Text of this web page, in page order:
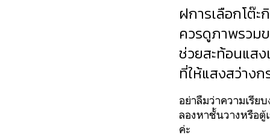
ฝการเลือกโต๊
ควรดูภาพรวม
ช่วยสะท้อนแส
ที่ให้แสงสว่าง
อย่าลืมว่าความเรีย
ลองหาชั้นวางหรือตู้
ค่ะ